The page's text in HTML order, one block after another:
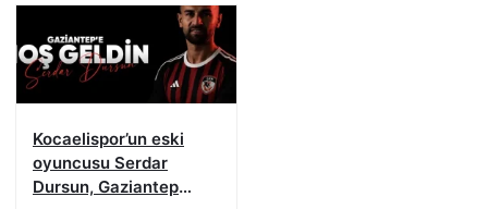
Kocaelispor’un eski
oyuncusu Serdar
Dursun, Gaziantep